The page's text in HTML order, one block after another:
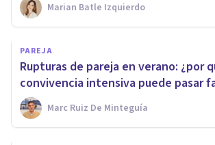
Marian Batle Izquierdo
PAREJA
Rupturas de pareja en verano: ¿por
convivencia intensiva puede pasar
Marc Ruiz De Minteguía